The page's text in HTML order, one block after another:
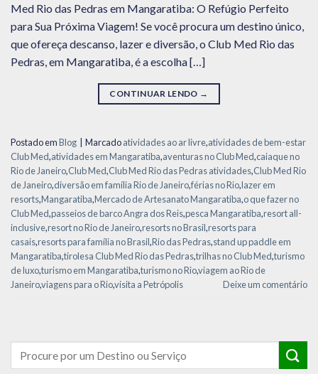
Med Rio das Pedras em Mangaratiba: O Refúgio Perfeito
para Sua Próxima Viagem! Se você procura um destino único,
que ofereça descanso, lazer e diversão, o Club Med Rio das
Pedras, em Mangaratiba, é a escolha […]
CONTINUAR LENDO →
Postado emBlog Marcadoatividades ao ar livre,atividades de bem-estar
Club Med,atividades em Mangaratiba,aventuras no Club Med,caiaque no
Rio de Janeiro,Club Med,Club Med Rio das Pedras atividades,Club Med Rio
de Janeiro,diversão em família Rio de Janeiro,férias no Rio,lazer em
resorts,Mangaratiba,Mercado de Artesanato Mangaratiba,o que fazer no
Club Med,passeios de barco Angra dos Reis,pesca Mangaratiba,resort all-
inclusive,resort no Rio de Janeiro,resorts no Brasil,resorts para
casais,resorts para família no Brasil,Rio das Pedras,stand up paddle em
Mangaratiba,tirolesa Club Med Rio das Pedras,trilhas no Club Med,turismo
de luxo,turismo em Mangaratiba,turismo no Rio,viagem ao Rio de
Janeiro,viagens para o Rio,visita a Petrópolis Deixe um comentário